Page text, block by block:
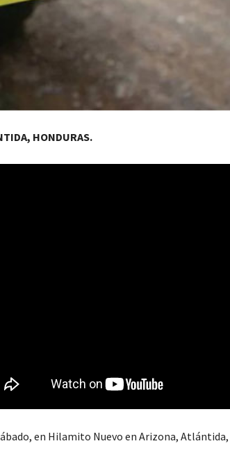
HONDURAS.
en Hilamito Nuevo en Arizona,